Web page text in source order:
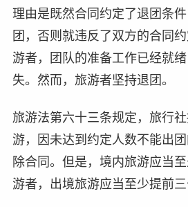
理由是既然合同约定了退团条
团，否则就违反了双方的合同
游者，团队的准备工作已经就
失。然而，旅游者坚持退团。
旅游法第六十三条规定，旅行
游，因未达到约定人数不能出
除合同。但是，境内旅游应当
游者，出境旅游应当至少提前三